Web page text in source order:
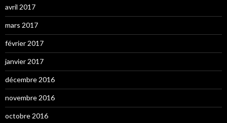
avril 2017
mars 2017
février 2017
janvier 2017
décembre 2016
novembre 2016
octobre 2016